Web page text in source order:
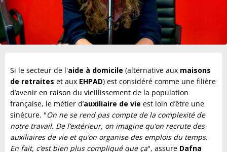
Si le secteur de l'aide à domicile (alternative aux maisons
de retraites et aux EHPAD) est considéré comme une filière
d’avenir en raison du vieillissement de la population
française, le métier d’auxiliaire de vie est loin d’être une
sinécure. "On ne se rend pas compte de la complexité de
notre travail. De l’extérieur, on imagine qu’on recrute des
auxiliaires de vie et qu’on organise des emplois du temps.
En fait, c’est bien plus compliqué que ça", assure Dafna